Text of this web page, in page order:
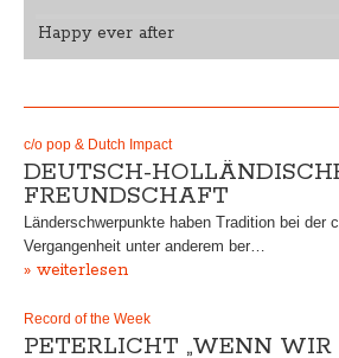
Happy ever after
c/o pop & Dutch Impact
DEUTSCH-
FREUNDSCHAFT
Länderschwerpunkte haben Tradition bei der
Vergangenheit unter anderem ber…
» weiterlesen
Record of the Week
PETERLICHT „WENN